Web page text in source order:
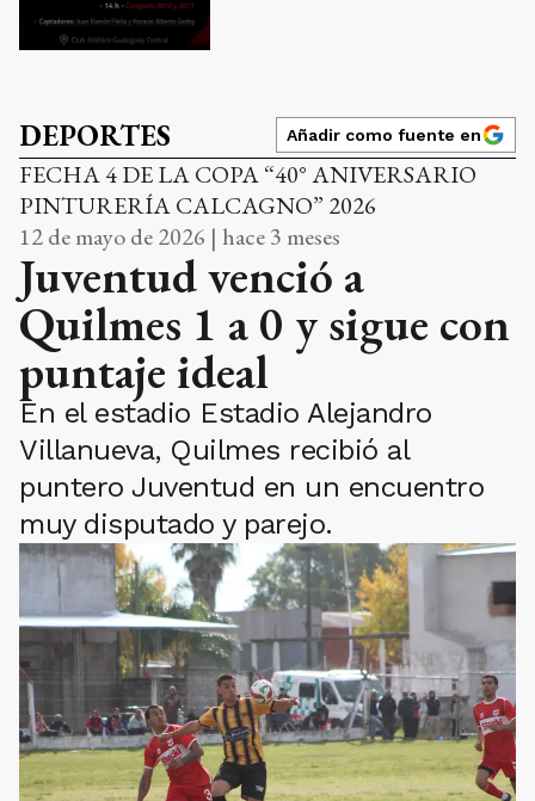
DEPORTES Añadir como fuente en
FECHA 4 DE LA COPA “40° ANIVERSARIO
PINTURERÍA CALCAGNO” 2026
12 de mayo de 2026 | hace 3 meses
Juventud venció a
Quilmes 1 a 0 y sigue con
puntaje ideal
En el estadio Estadio Alejandro
Villanueva, Quilmes recibió al
puntero Juventud en un encuentro
muy disputado y parejo.